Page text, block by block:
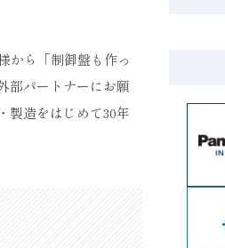
から「制御盤も作っ
部パートナーにお願
製造をはじめて30年